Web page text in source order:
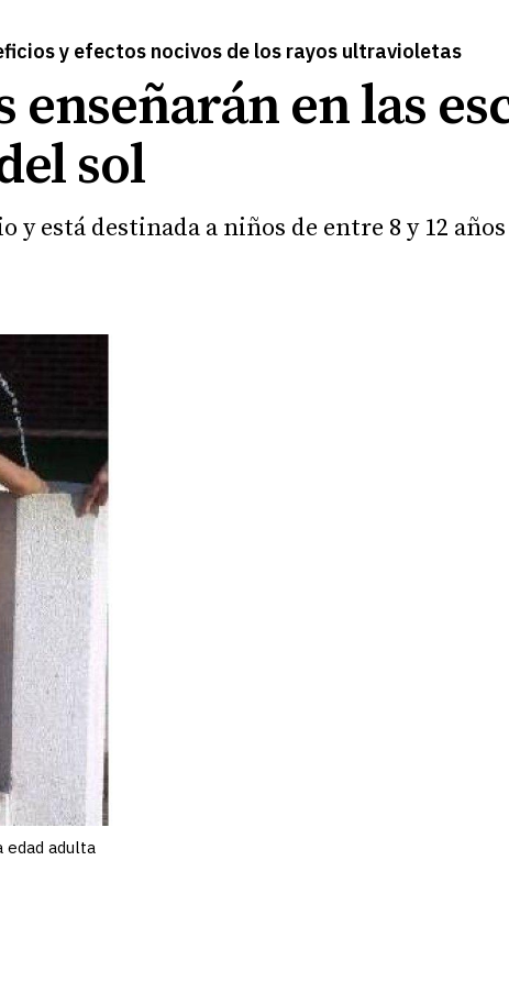
y efectos nocivos de los rayos ultravioletas
en las
sol
y está destinada a niños de entre 8 y 12 años
edad adulta